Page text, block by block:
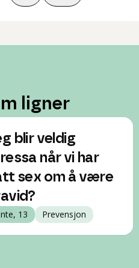
ligner
blir veldig
når vi har
sex om å være
13 Prevensjon